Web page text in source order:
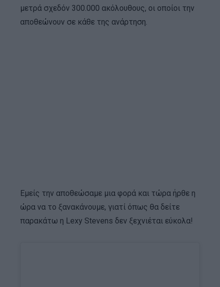
μετρά σχεδόν 300.000 ακόλουθους, οι οποίοι την
αποθεώνουν σε κάθε της ανάρτηση.
Εμείς την αποθεώσαμε μια φορά και τώρα ήρθε η
ώρα να το ξανακάνουμε, γιατί όπως θα δείτε
παρακάτω η Lexy Stevens δεν ξεχνιέται εύκολα!